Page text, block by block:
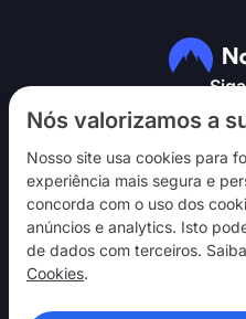
Nós valorizamos a
Nosso site usa cookies para
experiência mais segura e
concorda com o uso dos
anúncios e analytics. Isto
de dados com terceiros.
Cookies.
NordVPN
Interaja
Ajuda